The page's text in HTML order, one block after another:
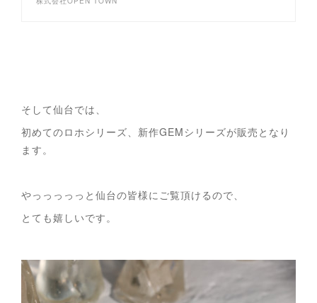
そして仙台では、
初めてのロホシリーズ、新作GEMシリーズが販売となり
ます。
やっっっっっと仙台の皆様にご覧頂けるので、
とても嬉しいです。